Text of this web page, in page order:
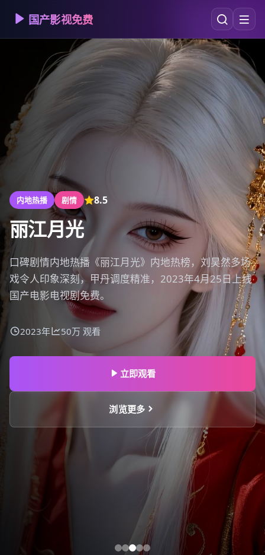
国产影视免费
内地热播 剧情 8.5
丽江月光
口碑剧情内地热播《丽江月光》内地热榜，刘昊然多场
戏令人印象深刻，甲丹调度精准，2023年4月25日上线
国产电影电视剧免费。
2023年 50万 观看
立即观看
浏览更多